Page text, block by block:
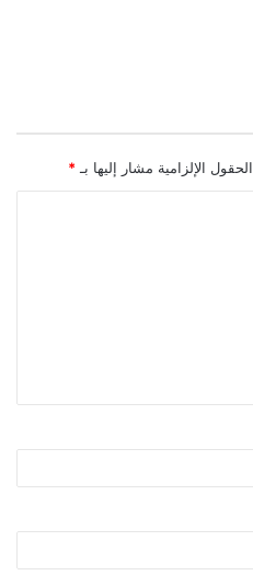
الحقول الإلزامية مشار إليها بـ *